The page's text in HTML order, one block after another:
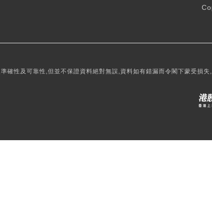
確性及可靠性,但並不保證資料絕對無誤,資料如有錯漏而令閣下蒙受損失,